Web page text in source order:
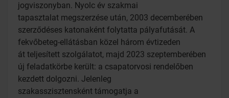
jogviszonyban. Nyolc év szakmai
tapasztalat megszerzése után, 2003 decemberében
szerződéses katonaként folytatta pályafutását. A
fekvőbeteg-ellátásban közel három évtizeden
át teljesített szolgálatot, majd 2023 szeptemberében
új feladatkörbe került: a csapatorvosi rendelőben
kezdett dolgozni. Jelenleg
szakasszisztensként támogatja a